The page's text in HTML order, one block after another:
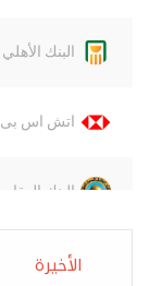
الأخيرة